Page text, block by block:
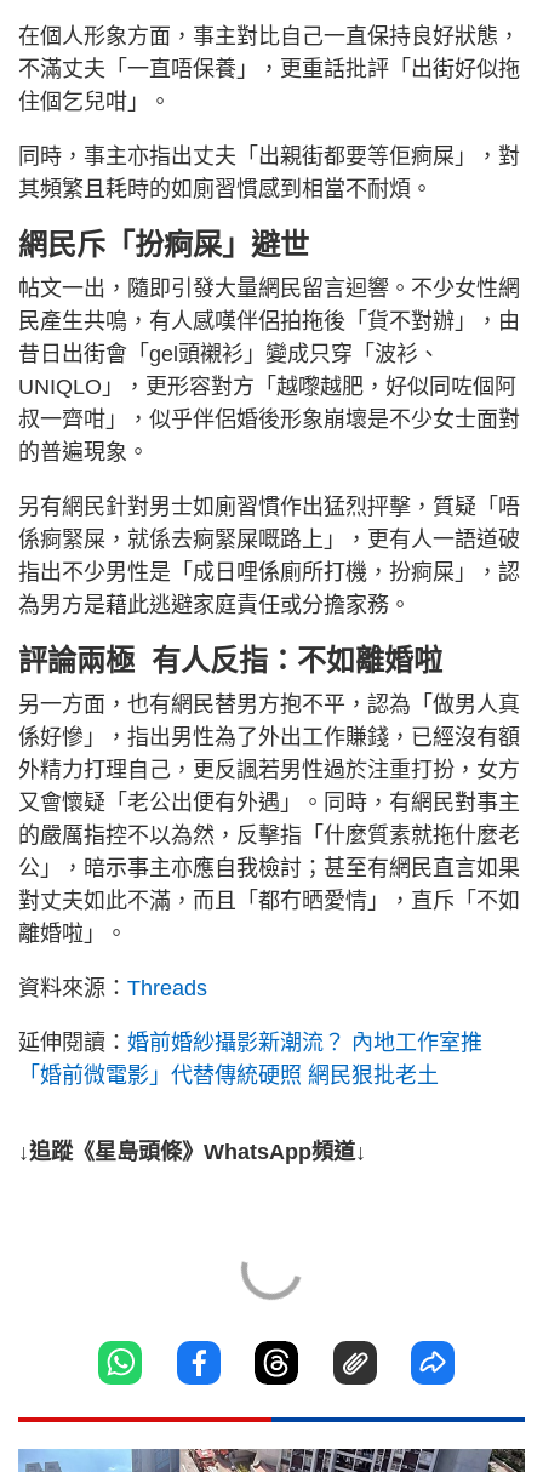
在個人形象方面，事主對比自己一直保持良好狀態，
不滿丈夫「一直唔保養」，更重話批評「出街好似拖
住個乞兒咁」。
同時，事主亦指出丈夫「出親街都要等佢痾屎」，對
其頻繁且耗時的如廁習慣感到相當不耐煩。
網民斥「扮痾屎」避世
帖文一出，隨即引發大量網民留言迴響。不少女性網
民產生共鳴，有人感嘆伴侶拍拖後「貨不對辦」，由
昔日出街會「gel頭襯衫」變成只穿「波衫、
UNIQLO」，更形容對方「越嚟越肥，好似同咗個阿
叔一齊咁」，似乎伴侶婚後形象崩壞是不少女士面對
的普遍現象。
另有網民針對男士如廁習慣作出猛烈抨擊，質疑「唔
係痾緊屎，就係去痾緊屎嘅路上」，更有人一語道破
指出不少男性是「成日哩係廁所打機，扮痾屎」，認
為男方是藉此逃避家庭責任或分擔家務。
評論兩極 有人反指：不如離婚啦
另一方面，也有網民替男方抱不平，認為「做男人真
係好慘」，指出男性為了外出工作賺錢，已經沒有額
外精力打理自己，更反諷若男性過於注重打扮，女方
又會懷疑「老公出便有外遇」。同時，有網民對事主
的嚴厲指控不以為然，反擊指「什麼質素就拖什麼老
公」，暗示事主亦應自我檢討；甚至有網民直言如果
對丈夫如此不滿，而且「都冇晒愛情」，直斥「不如
離婚啦」。
資料來源： Threads
延伸閱讀： 婚前婚紗攝影新潮流？ 內地工作室推
「婚前微電影」代替傳統硬照 網民狠批老土
↓追蹤《星島頭條》WhatsApp頻道↓